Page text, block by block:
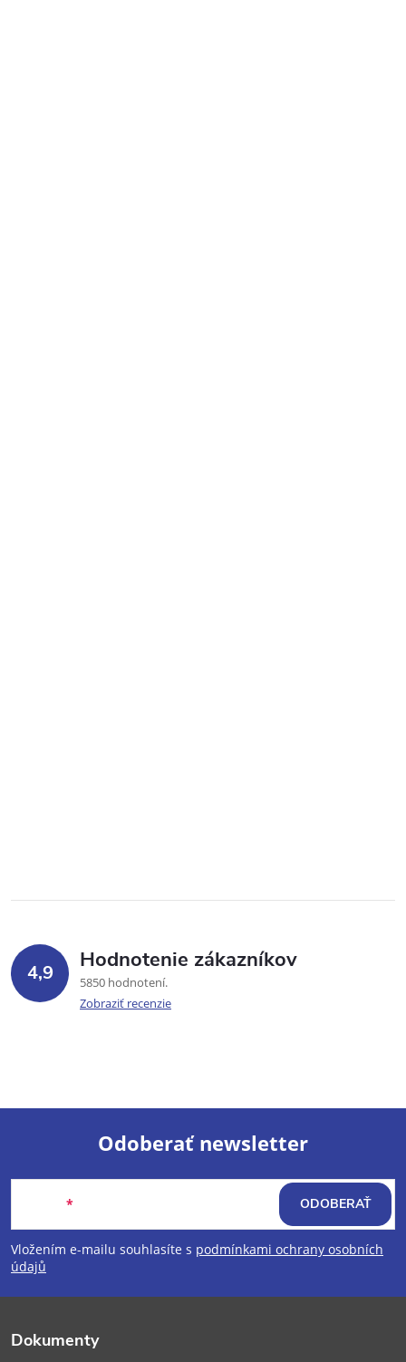
4,9 Hodnotenie zákazníkov
5850 hodnotení
Zobraziť recenzie
Z
á
p
Odoberať newsletter
Vložením e-mailu souhlasíte s podmínkami ochrany osobních
údajů
ODOBERAŤ
Dokumenty